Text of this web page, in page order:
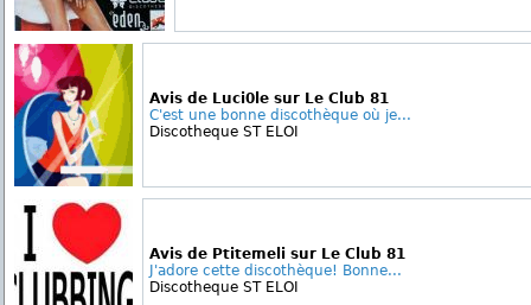
Avis de Luci0le sur Le Club 81
C'est une bonne discothèque où je...
Discotheque ST ELOI
Avis de Ptitemeli sur Le Club 81
J'adore cette discothèque! Bonne...
Discotheque ST ELOI